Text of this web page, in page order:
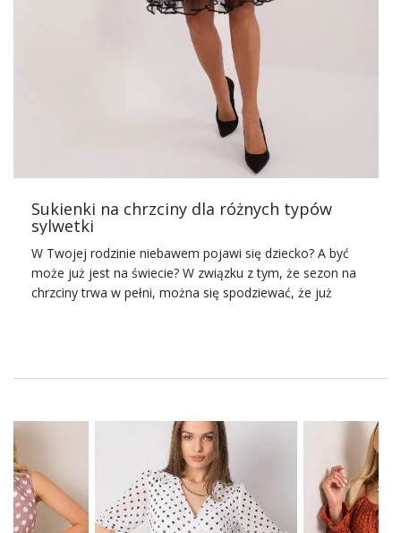
Zjawiskowa sukienka dla matki
Matka chrzestna to chyba druga najważniejsza osoba na
Sukienki na chrzciny dla różnych typów
sylwetki
W Twojej rodzinie niebawem pojawi się dziecko? A być
może już jest na świecie? W związku z tym, że sezon na
chrzciny trwa w pełni, można się spodziewać, że już
elegancji
Chrzciny to ważne wydarzenie, które zobowiązuje nie
tylko rodziców chrzestnych, ale także wszystkich innych
gości do właściwego zachowania się oraz ubioru. Sukienki
na chrzciny powinny być więc eleganckie i klasyczne.
Raczej nie proponujemy Wam wyboru typowo weselnych